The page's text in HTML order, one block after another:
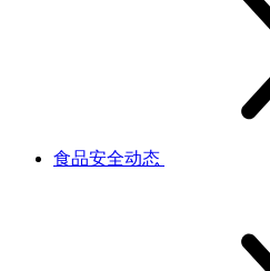
食品安全动态